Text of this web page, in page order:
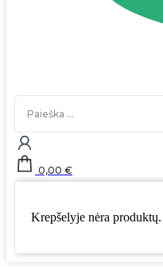
Search
0,00 €
Krepšelyje nėra produktų.